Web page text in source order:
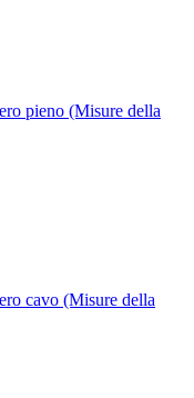
pieno (Misure della
cavo (Misure della